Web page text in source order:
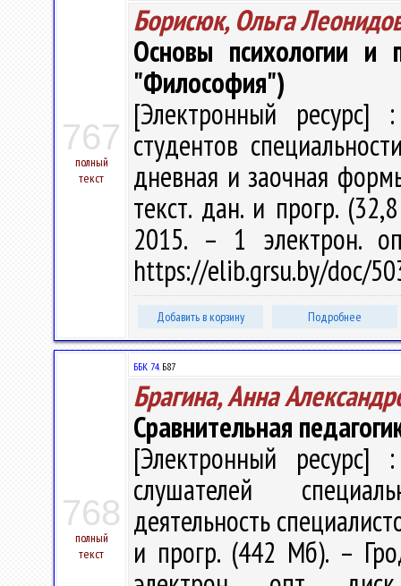
767
полный
текст
Борисюк, Ольга
Основы психологии и
"Философия")
[Электронный ресурс]
студентов
дневная и заочная
текст. дан. и прогр.
2015. – 1 электрон.
https://elib.grsu.by/doc/
Добавить в корзину Подробнее
768
полный
текст
ББК 74.Б87
Брагина, Анна
Сравнительная
[Электронный ресурс]
слушателей
деятельность
и прогр. (442 Мб). –